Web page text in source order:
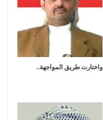
واختارت طريق المواجهة..